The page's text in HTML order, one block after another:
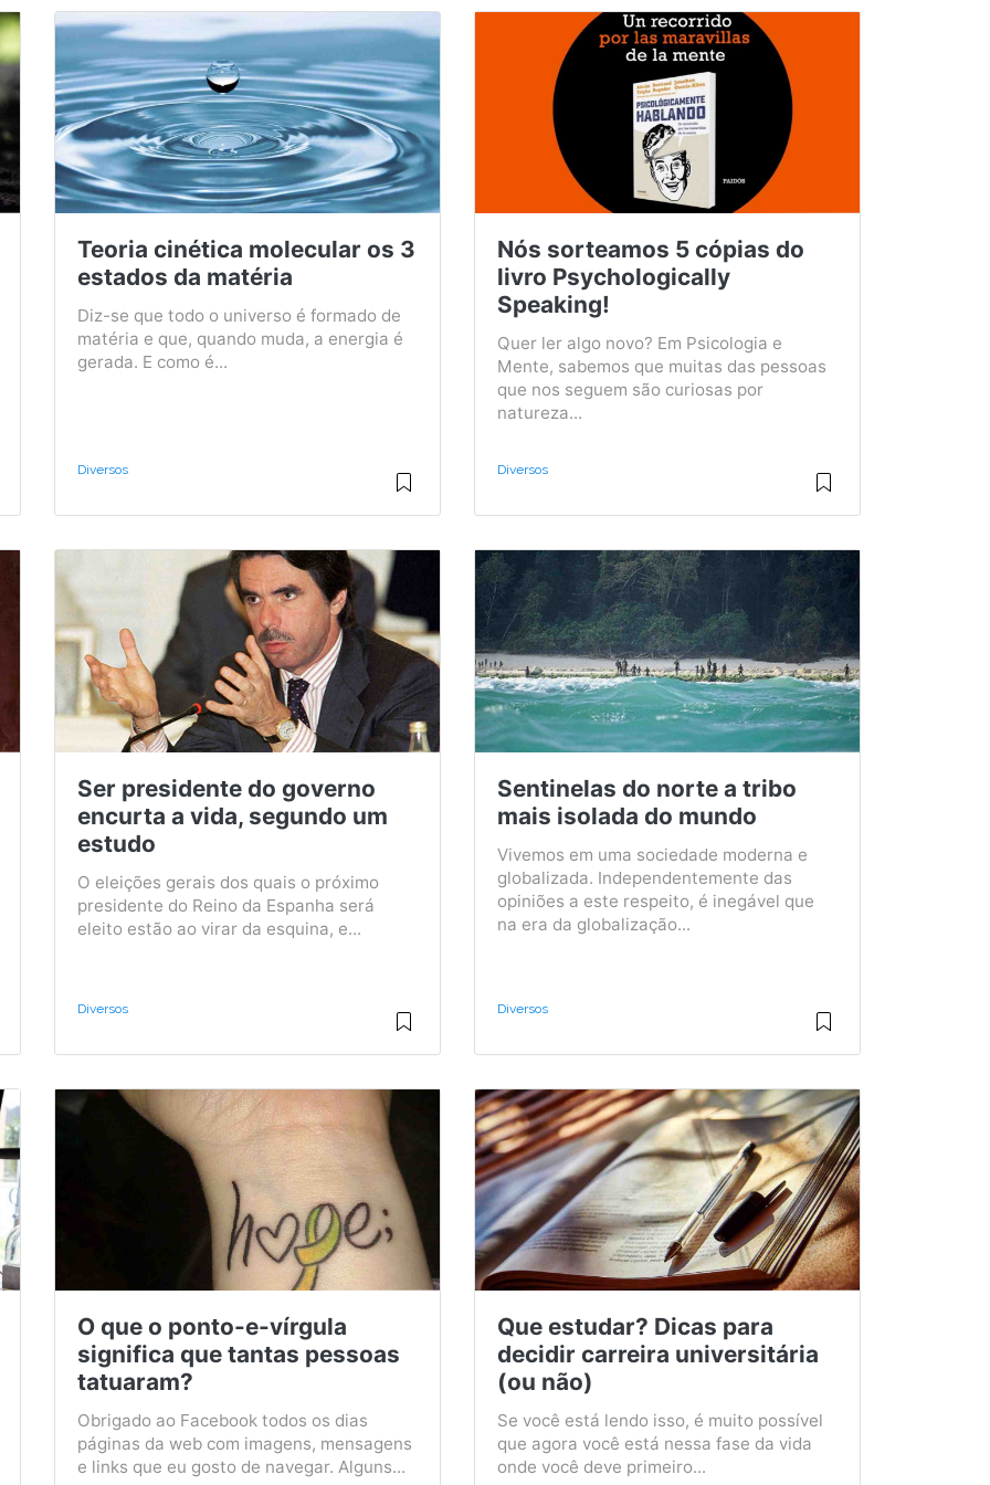
Teoria cinética molecular os 3
estados da matéria
Diz-se que todo o universo é formado de
matéria e que, quando muda, a energia é
gerada. E como é...
Diversos
Nós sorteamos 5 cópias do
livro Psychologically
Speaking!
Quer ler algo novo? Em Psicologia e
Mente, sabemos que muitas das pessoas
que nos seguem são curiosas por
natureza...
Diversos
Ser presidente do governo
encurta a vida, segundo um
estudo
O eleições gerais dos quais o próximo
presidente do Reino da Espanha será
eleito estão ao virar da esquina, e...
Diversos
Sentinelas do norte a tribo
mais isolada do mundo
Vivemos em uma sociedade moderna e
globalizada. Independentemente das
opiniões a este respeito, é inegável que
na era da globalização...
Diversos
O que o ponto-e-vírgula
significa que tantas pessoas
tatuaram?
Obrigado ao Facebook todos os dias
páginas da web com imagens, mensagens
e links que eu gosto de navegar. Alguns...
Que estudar? Dicas para
decidir carreira universitária
(ou não)
Se você está lendo isso, é muito possível
que agora você está nessa fase da vida
onde você deve primeiro...